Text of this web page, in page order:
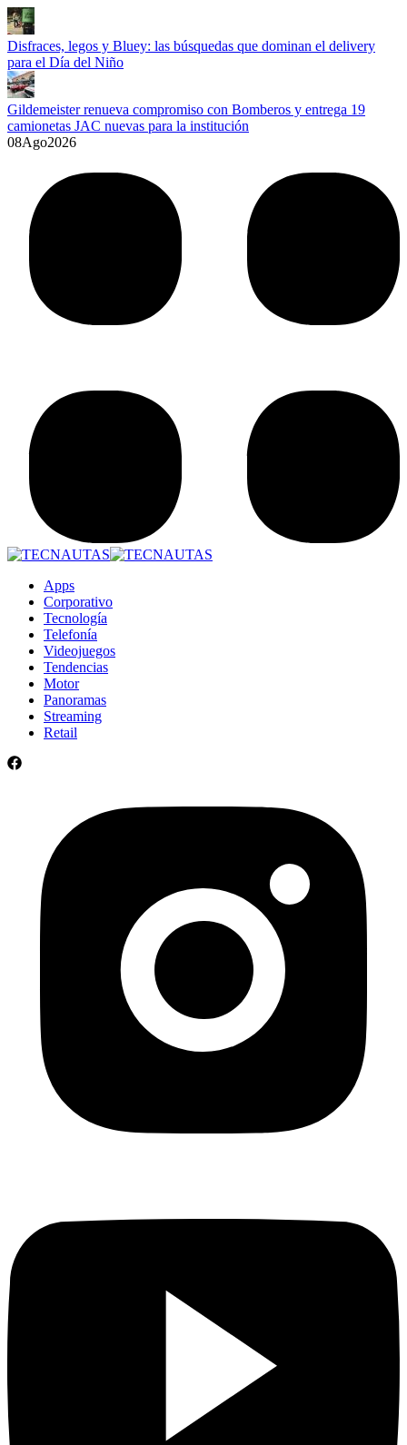
Disfraces, legos y Bluey: las búsquedas que dominan el delivery
para el Día del Niño
Gildemeister renueva compromiso con Bomberos y entrega 19
camionetas JAC nuevas para la institución
08Ago2026
Apps
Corporativo
Tecnología
Telefonía
Videojuegos
Tendencias
Motor
Panoramas
Streaming
Retail